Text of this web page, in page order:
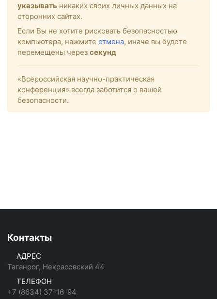
указывать никаких своих личных данных на
сторонних сайтах.
Если Вы не хотите рисковать безопасностью
компьютера, нажмите отмена, иначе вы будете
перемещены через секунд
«Всероссийская научно-практическая
конференция» всегда заботится о вашей
безопасности.
Контакты
АДРЕС
Таганрог, Некрасовский 44
ТЕЛЕФОН
+7 (8634) 37-16-94